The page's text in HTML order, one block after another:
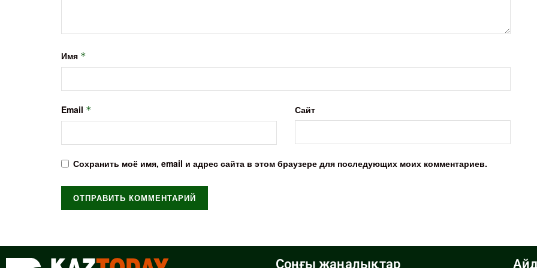
Имя *
Email * Сайт
Сохранить моё имя, email и адрес сайта в этом браузере для последующих моих комментариев.
Соңғы жаңалықтар